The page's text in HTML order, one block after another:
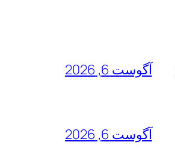
آگوست 6, 2026
آگوست 6, 2026